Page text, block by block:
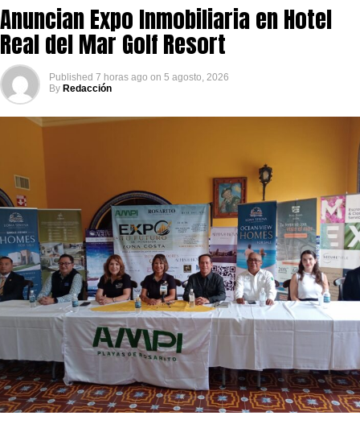
Anuncian Expo Inmobiliaria en Hotel
Real del Mar Golf Resort
Published 7 horas ago on 5 agosto, 2026
By Redacción